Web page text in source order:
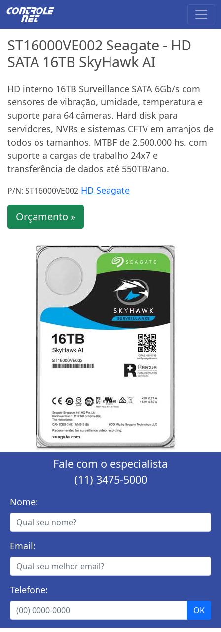
ST16000VE002 Seagate - HD
SATA 16TB SkyHawk AI
HD interno 16TB Surveillance SATA 6Gb/s com
sensores de vibração, umidade, temperatura e
suporte para 64 câmeras. Hard disk para
servidores, NVRs e sistemas CFTV em arranjos de
todos os tamanhos, MTBF de 2.500.000 hs, com
suporte a cargas de trabalho 24x7 e
transferência de dados até 550TB/ano.
P/N: ST16000VE002 HD Seagate
Orçamento »
Fale com o especialista
(11) 3475-5000
Nome:
Email:
Telefone: